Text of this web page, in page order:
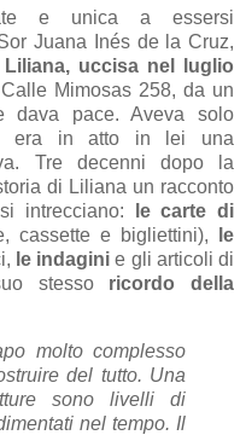
e unica a essersi
Juana Inés de la Cruz,
uccisa nel luglio
Calle Mimosas 258, da un
dava pace. Aveva solo
era in atto in lei una
Tre decenni dopo la
di Liliana un racconto
intrecciano:
le carte di
cassette e bigliettini),
le
le indagini e gli articoli di
stesso ricordo
della
molto complesso
del tutto. Una
sono livelli di
nel tempo. Il